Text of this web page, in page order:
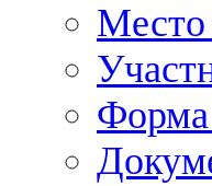
Место
Форма